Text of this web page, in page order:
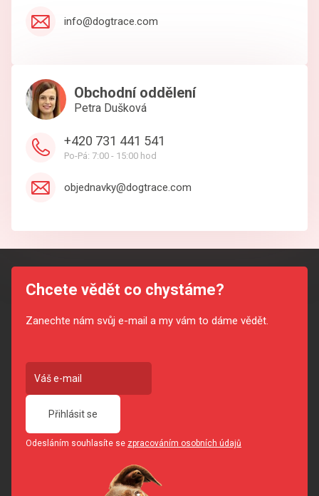
info@dogtrace.com
Obchodní oddělení
Petra Dušková
+420 731 441 541
Po-Pá: 7:00 - 15:00 hod
objednavky@dogtrace.com
Chcete vědět co chystáme?
Zanechte nám svůj e-mail a my vám to dáme vědět.
Přihlásit se
Odesláním souhlasíte se zpracováním osobních údajů